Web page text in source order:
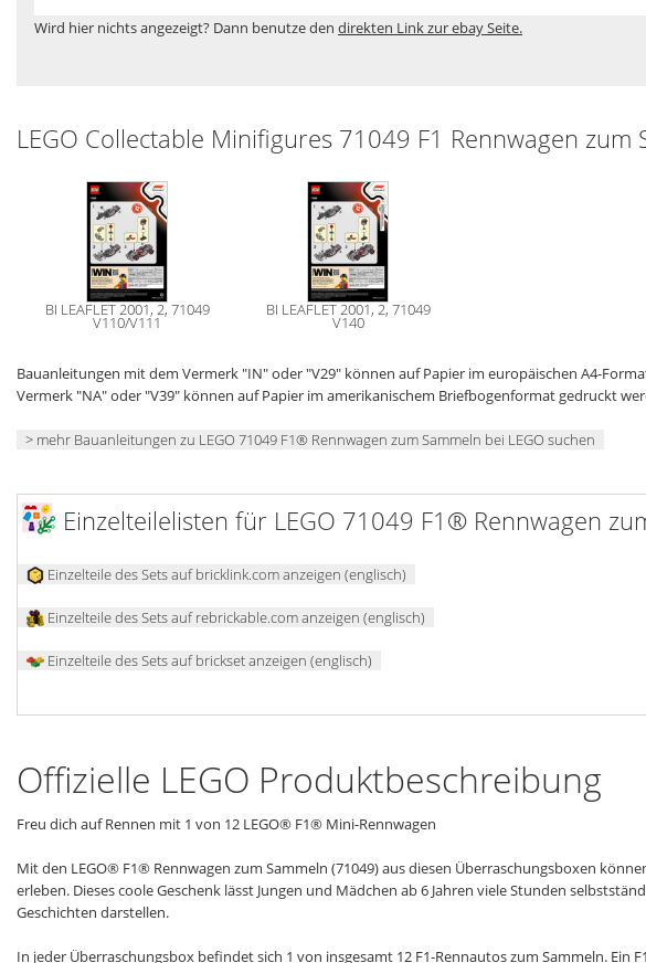
Wird hier nichts angezeigt? Dann benutze den direkten Link zur ebay Seite.
LEGO Collectable Minifigures 71049 F1 Rennwagen
BI LEAFLET 2001, 2, 71049
V110/V111
BI LEAFLET 2001, 2, 71049
V140
Bauanleitungen mit dem Vermerk "IN" oder "V29" können auf Papier im europäischen A4-
Vermerk "NA" oder "V39" können auf Papier im amerikanischem Briefbogenformat gedruckt
> mehr Bauanleitungen zu LEGO 71049 F1® Rennwagen zum Sammeln bei LEGO suchen
Einzelteilelisten für LEGO 71049 F1® Rennwagen
Einzelteile des Sets auf bricklink.com anzeigen (englisch)
Einzelteile des Sets auf rebrickable.com anzeigen (englisch)
Einzelteile des Sets auf brickset anzeigen (englisch)
Offizielle LEGO Produktbeschreibung
Freu dich auf Rennen mit 1 von 12 LEGO® F1® Mini-Rennwagen
Mit den LEGO® F1® Rennwagen zum Sammeln (71049) aus diesen Überraschungsboxen
erleben. Dieses coole Geschenk lässt Jungen und Mädchen ab 6 Jahren viele Stunden
Geschichten darstellen.
In jeder Überraschungsbox befindet sich 1 von insgesamt 12 F1-Rennautos zum Sammeln. Ein